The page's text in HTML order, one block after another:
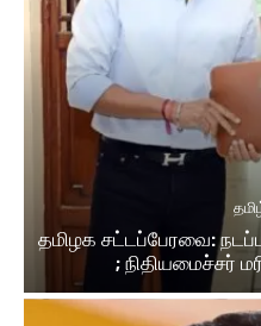
தமிழக சட்டப்பேரவை:
; நிதியமைச்சர்